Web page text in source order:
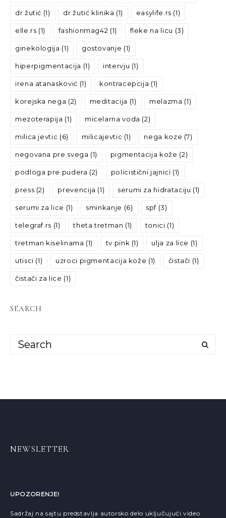
dr žutić (1) dr žutić klinika (1) easylife.rs (1)
elle.rs (1) fashionmag42 (1) fleke na licu (3)
ginekologija (1) gostovanje (1)
hiperpigmentacija (1) intervju (1)
irena atanasković (1) kontracepcija (1)
korejska nega (2) meditacija (1) melazma (1)
mezoterapija (1) micelarna voda (2)
milica jevtic (6) milicajevtic (1) nega koze (7)
negovana pre svega (1) pigmentacija kože (2)
podloga pre pudera (2) policistični jajnici (1)
press (2) prevencija (1) serumi za hidrataciju (1)
serumi za lice (1) sminkanje (6) spf (3)
telegraf.rs (1) theta tretman (1) tonici (1)
tretman kiselinama (1) tv pink (1) ulja za lice (1)
utisci (1) uzroci pigmentacija kože (1) čistači (1)
čistači za lice (1)
SEARCH
NEWSLETTER
UPOZORENJE!
Sadržaj na sajtu predstavlja autorsko delo uključujući video